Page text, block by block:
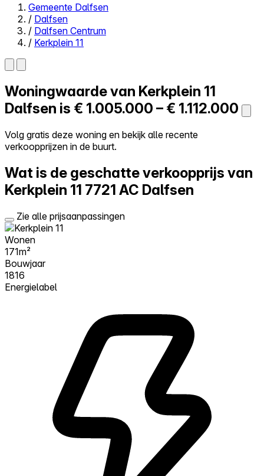
Close menu
Zelf kopen
Alles-in-één
Reviews
Log in
Gemeente Dalfsen
/ Dalfsen
/ Dalfsen Centrum
/ Kerkplein 11
Woningwaarde van Kerkplein 11
Dalfsen is € 1.005.000 – € 1.112.000
Volg gratis deze woning en bekijk alle recente
verkoopprijzen in de buurt.
Wat is de geschatte verkoopprijs van
Kerkplein 11 7721 AC Dalfsen
Zie alle prijsaanpassingen
Wonen
171m²
Bouwjaar
1816
Energielabel